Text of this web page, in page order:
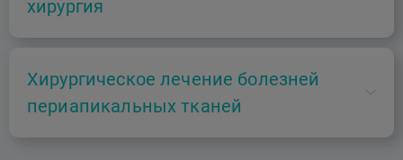
Консультация врача-стоматолога-терапевта
первичная
2000 ₽
хирургия
А16.07.040.002
Иссечение ретенционной кисты малых слюнных
желез
Хирургическое лечение болезней
периапикальных тканей